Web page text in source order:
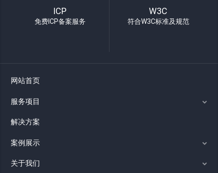
ICP
免费ICP备案服务
W3C
符合W3C标准及规范
网站首页
服务项目
解决方案
案例展示
关于我们